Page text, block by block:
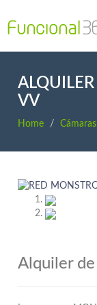
VV
Home Cámaras
Alquiler